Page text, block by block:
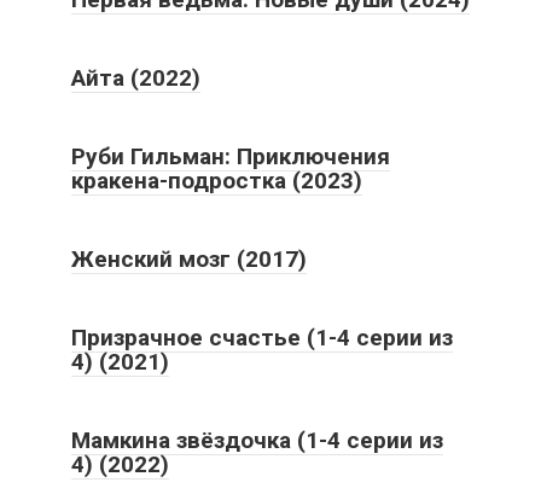
Айта (2022)
Руби Гильман: Приключения
кракена-подростка (2023)
Женский мозг (2017)
Призрачное счастье (1-4 серии из
4) (2021)
Мамкина звёздочка (1-4 серии из
4) (2022)